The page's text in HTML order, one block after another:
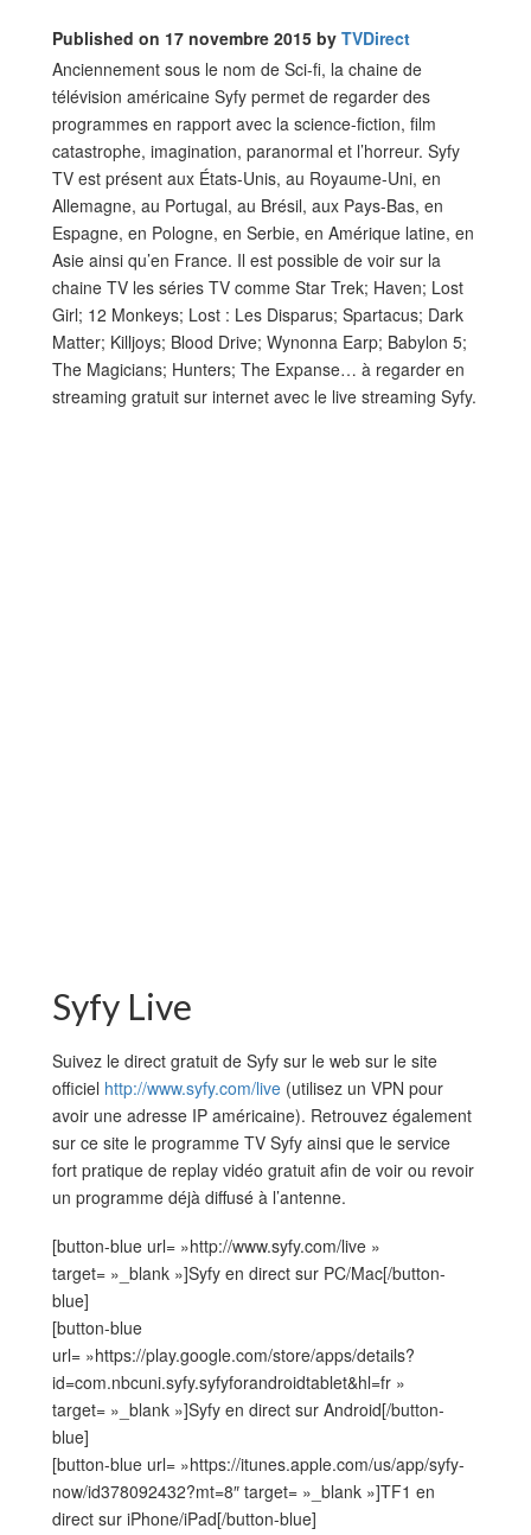
Published on 17 novembre 2015 by TVDirect
Anciennement sous le nom de Sci-fi, la chaine de
télévision américaine Syfy permet de regarder des
programmes en rapport avec la science-fiction, film
catastrophe, imagination, paranormal et l’horreur. Syfy
TV est présent aux États-Unis, au Royaume-Uni, en
Allemagne, au Portugal, au Brésil, aux Pays-Bas, en
Espagne, en Pologne, en Serbie, en Amérique latine, en
Asie ainsi qu’en France. Il est possible de voir sur la
chaine TV les séries TV comme Star Trek; Haven; Lost
Girl; 12 Monkeys; Lost : Les Disparus; Spartacus; Dark
Matter; Killjoys; Blood Drive; Wynonna Earp; Babylon 5;
The Magicians; Hunters; The Expanse… à regarder en
streaming gratuit sur internet avec le live streaming Syfy.
Syfy Live
Suivez le direct gratuit de Syfy sur le web sur le site
officiel http://www.syfy.com/live (utilisez un VPN pour
avoir une adresse IP américaine). Retrouvez également
sur ce site le programme TV Syfy ainsi que le service
fort pratique de replay vidéo gratuit afin de voir ou revoir
un programme déjà diffusé à l’antenne.
[button-blue url= »http://www.syfy.com/live »
target= »_blank »]Syfy en direct sur PC/Mac[/button-
blue]
[button-blue
url= »https://play.google.com/store/apps/details?
id=com.nbcuni.syfy.syfyforandroidtablet&hl=fr »
target= »_blank »]Syfy en direct sur Android[/button-
blue]
[button-blue url= »https://itunes.apple.com/us/app/syfy-
now/id378092432?mt=8″ target= »_blank »]TF1 en
direct sur iPhone/iPad[/button-blue]